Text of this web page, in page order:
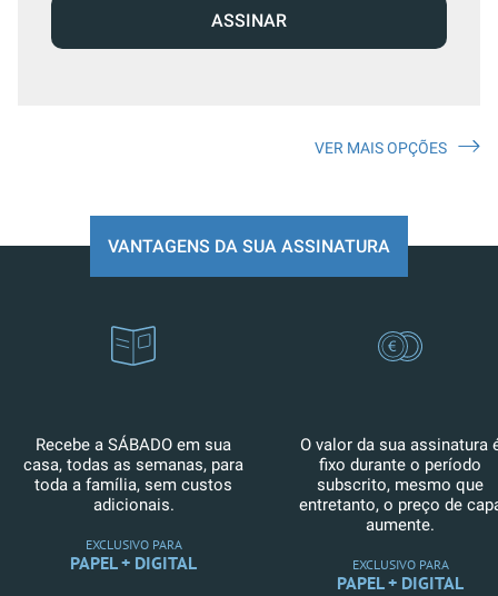
ASSINAR
VER MAIS OPÇÕES
VANTAGENS DA SUA ASSINATURA
Recebe a SÁBADO em sua
casa, todas as semanas, para
toda a família, sem custos
adicionais.
EXCLUSIVO PARA
PAPEL + DIGITAL
O valor da sua assinatura
fixo durante o período
subscrito, mesmo que
entretanto, o preço de
aumente.
EXCLUSIVO PARA
PAPEL + DIGITAL